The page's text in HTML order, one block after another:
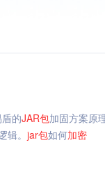
的JAR包加固方案原
。 jar包如何加密